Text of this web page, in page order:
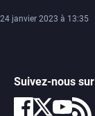
24 janvier 2023 à 13:35
Suivez-nous sur